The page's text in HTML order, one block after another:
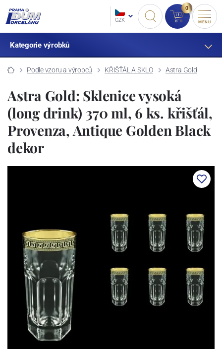
CZK
0
MENU
Kategorie výrobků
Podle vzoru a výrobců KŘIŠŤÁL A SKLO Astra Gold
Astra Gold: Sklenice vysoká
(long drink) 370 ml, 6 ks. křišťál,
Provenza, Antique Golden Black
dekor